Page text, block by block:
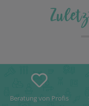
Beratung von Profis